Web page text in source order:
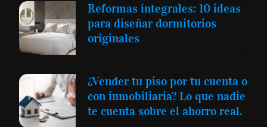
Reformas integrales: 10 ideas
para diseñar dormitorios
originales
¿Vender tu piso por tu cuenta o
con inmobiliaria? Lo que nadie
te cuenta sobre el ahorro real.